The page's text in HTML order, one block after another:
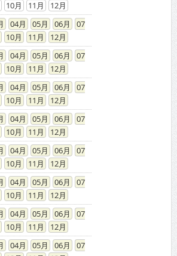
04 05 06
10 11
12
04 05 06
10 11
12
04 05 06
10 11
12
04 05 06
10 11
12
04 05 06
10 11
12
04 05 06
10 11
12
04 05 06
10 11
12
04 05 06
10 11
12